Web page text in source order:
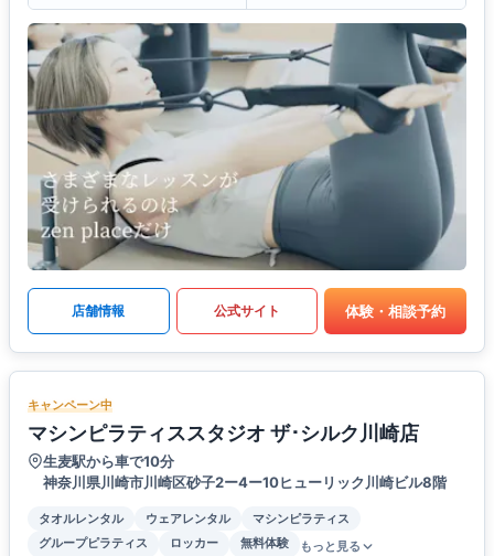
店舗情報 公式サイト 体験・相談予約
キャンペーン中
マシンピラティススタジオ ザ･シルク川崎店
生麦駅から車で10分
神奈川県川崎市川崎区砂子2ー4ー10ヒューリック川崎ビル8階
タオルレンタル ウェアレンタル
マシンピラティス
グループピラティス
ロッカー 無料体験 もっと見る